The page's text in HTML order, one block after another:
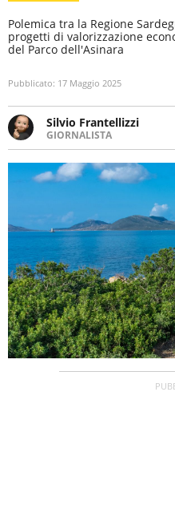
Polemica tra la Regione
progetti di valorizzazione
del Parco dell'Asinara
Pubblicato: 17 Maggio 2025
Silvio Frantellizzi
GIORNALISTA
Giornalista
informazione sul web,
cronaca, motori,